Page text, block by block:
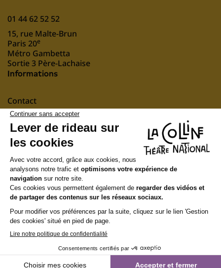
01 44 62 52 52
15, rue Malte-Brun
Paris 20e
Métro Gambetta
Sortie 3 Père-Lachaise
Informations
Contact
Mentions légales
nous soutenir
Suivez-nous
Newsletter
Recevez notre actualité et notre programmation